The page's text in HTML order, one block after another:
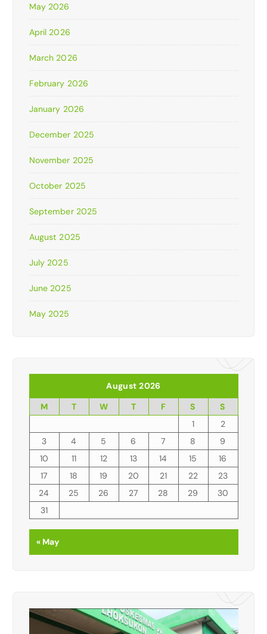
May 2026
April 2026
March 2026
February 2026
January 2026
December 2025
November 2025
October 2025
September 2025
August 2025
July 2025
June 2025
May 2025
August 2026
M
T W T F S
S
1
2
3
4 5 6 7 8
9
10
11 12 13 14 15
16
17
18 19 20 21 22
23
24
25 26 27 28 29
30
31
« May